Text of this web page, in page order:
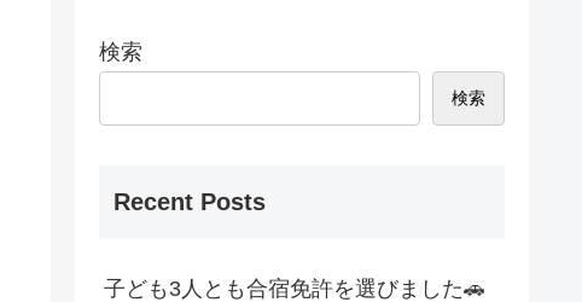
検索
検索
Recent Posts
子ども3人とも合宿免許を選びました🚗